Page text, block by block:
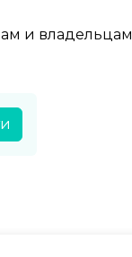
и владельцам